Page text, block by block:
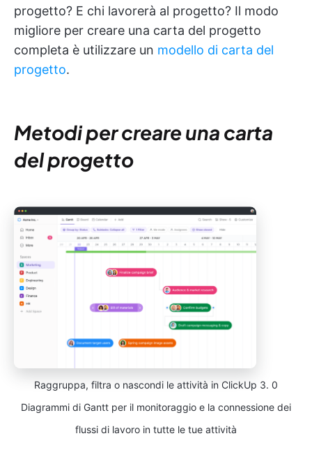
progetto? E chi lavorerà al progetto? Il modo
migliore per creare una carta del progetto
completa è utilizzare un modello di carta del
progetto.
Metodi per creare una carta
del progetto
Raggruppa, filtra o nascondi le attività in ClickUp 3. 0
Diagrammi di Gantt per il monitoraggio e la connessione dei
flussi di lavoro in tutte le tue attività